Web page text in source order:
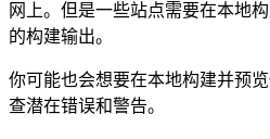
网上。但是一些站点需要在本地
的构建输出。
你可能也会想要在本地构建并预
查潜在错误和警告。